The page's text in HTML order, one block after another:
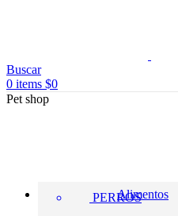
Buscar
0 items $0
Pet shop
Alimentos
PERROS